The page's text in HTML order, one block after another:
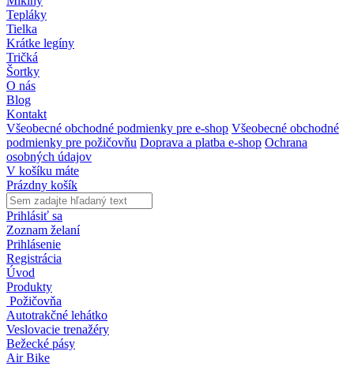
Tepláky
Tielka
Krátke legíny
Tričká
Šortky
O nás
Blog
Kontakt
Všeobecné obchodné podmienky pre e-shop Všeobecné obchodné
podmienky pre požičovňu Doprava a platba e-shop Ochrana
osobných údajov
V košíku máte
Prázdny košík
Prihlásiť sa
Zoznam želaní
Prihlásenie
Registrácia
Úvod
Produkty
Požičovňa
Autotrakčné lehátko
Veslovacie trenažéry
Bežecké pásy
Air Bike